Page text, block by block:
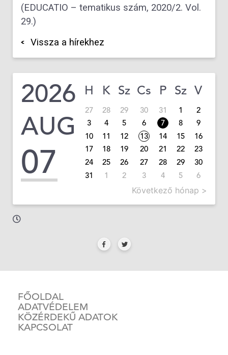
(EDUCATIO – tematikus szám, 2020/2. Vol.
29.)
Vissza a hírekhez
2026
AUG
07
H K Sz Cs P Sz V
27 28 29 30 31 1
2
3
4 5 6 7 8
9
10
11 12 13 14 15
16
17
18 19 20 21 22
23
24
25 26 27 28 29
30
31
1 2 3 4 5 6
Következő hónap >
FŐOLDAL
ADATVÉDELEM
KÖZÉRDEKŰ ADATOK
KAPCSOLAT